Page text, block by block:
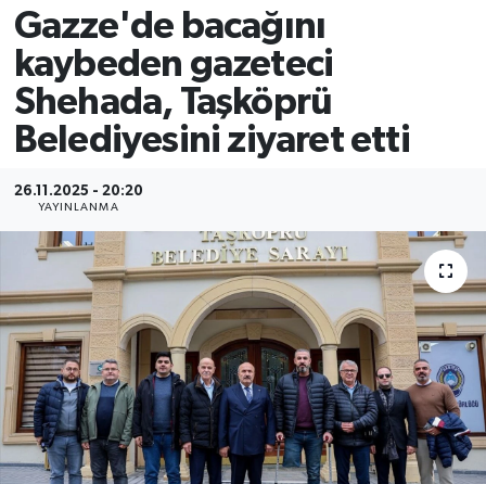
Gazze'de bacağını
kaybeden gazeteci
Shehada, Taşköprü
Belediyesini ziyaret etti
26.11.2025 - 20:20
YAYINLANMA
Tüm Manşetler
Son Dakika Haberleri
Haber Arşivi